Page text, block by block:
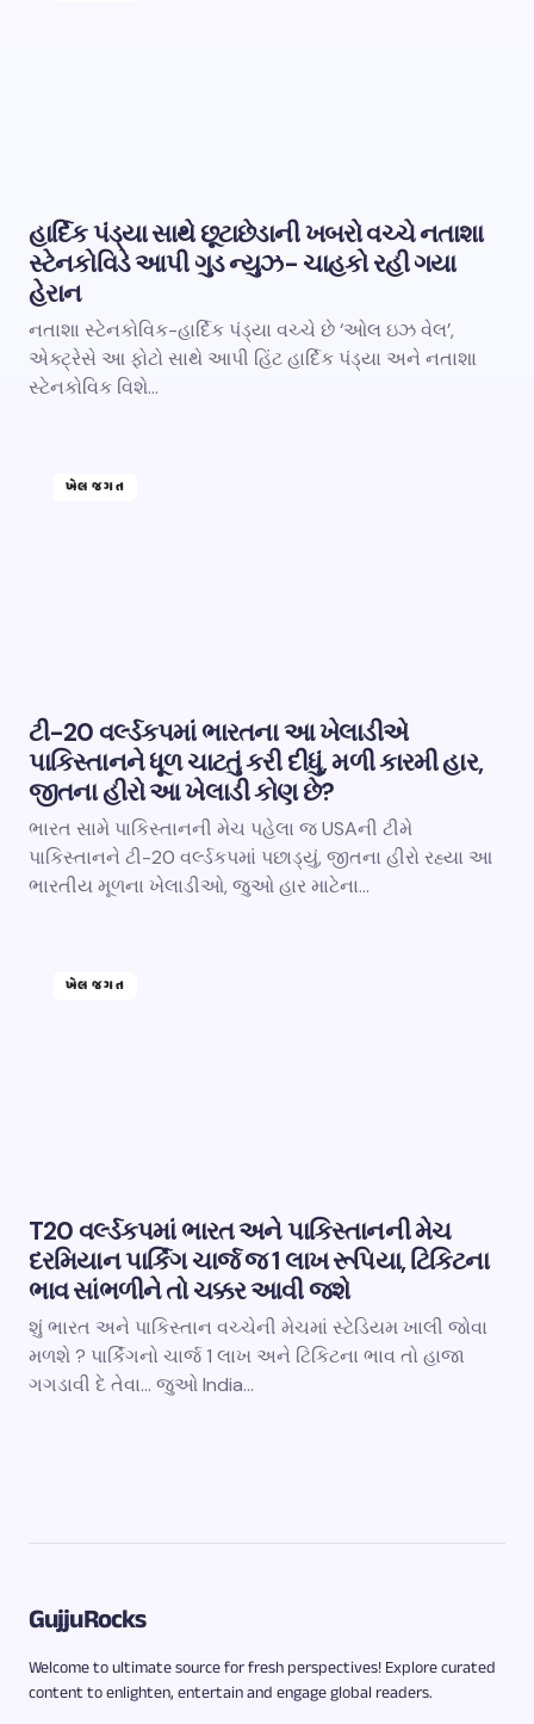
હાર્દિક પંડ્યા સાથે છૂટાછેડાની ખબરો વચ્ચે નતાશા
સ્ટેનકોવિડે આપી ગુડ ન્યુઝ- ચાહકો રહી ગયા
હેરાન
નતાશા સ્ટેનકોવિક-હાર્દિક પંડ્યા વચ્ચે છે ‘ઓલ ઇઝ વેલ’,
એક્ટ્રેસે આ ફોટો સાથે આપી હિંટ હાર્દિક પંડ્યા અને નતાશા
સ્ટેનકોવિક વિશે…
ખેલ જગત
ટી-20 વર્લ્ડકપમાં ભારતના આ ખેલાડીએ
પાકિસ્તાનને ધૂળ ચાટતું કરી દીધું, મળી કારમી હાર,
જીતના હીરો આ ખેલાડી કોણ છે?
ભારત સામે પાકિસ્તાનની મેચ પહેલા જ USAની ટીમે
પાકિસ્તાનને ટી-20 વર્લ્ડકપમાં પછાડ્યું, જીતના હીરો રહ્યા આ
ભારતીય મૂળના ખેલાડીઓ, જુઓ હાર માટેના…
ખેલ જગત
T20 વર્લ્ડકપમાં ભારત અને પાકિસ્તાનની મેચ
દરમિયાન પાર્કિંગ ચાર્જ જ 1 લાખ રૂપિયા, ટિકિટના
ભાવ સાંભળીને તો ચક્કર આવી જશે
શું ભારત અને પાકિસ્તાન વચ્ચેની મેચમાં સ્ટેડિયમ ખાલી જોવા
મળશે ? પાર્કિંગનો ચાર્જ 1 લાખ અને ટિકિટના ભાવ તો હાજા
ગગડાવી દે તેવા… જુઓ India…
GujjuRocks
Welcome to ultimate source for fresh perspectives! Explore curated
content to enlighten, entertain and engage global readers.